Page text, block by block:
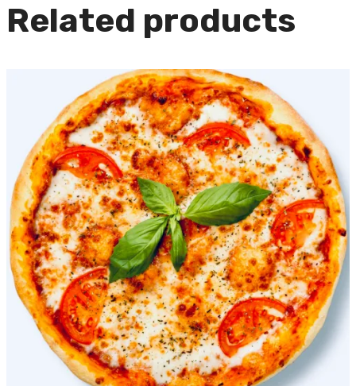
Related products